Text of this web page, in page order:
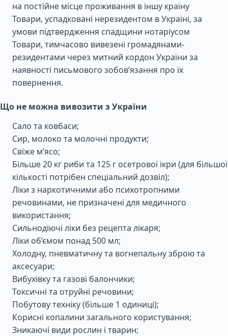
на постійне місце проживання в іншу країну
Товари, успадковані нерезидентом в Україні, за
умови підтвердження спадщини нотаріусом
Товари, тимчасово вивезені громадянами-
резидентами через митний кордон України за
наявності письмового зобов’язання про їх
повернення.
Що не можна вивозити з України
Сало та ковбаси;
Сир, молоко та молочні продукти;
Свіже м’ясо;
Більше 20 кг риби та 125 г осетрової ікри (для більшої
кількості потрібен спеціальний дозвіл);
Ліки з наркотичними або психотропними
речовинами, не призначені для медичного
використання;
Сильнодіючі ліки без рецепта лікаря;
Ліки об’ємом понад 500 мл;
Холодну, пневматичну та вогнепальну зброю та
аксесуари;
Вибухівку та газові балончики;
Токсичні та отруйні речовини;
Побутову техніку (більше 1 одиниці);
Корисні копалини загального користування;
Зникаючі види рослин і тварин;